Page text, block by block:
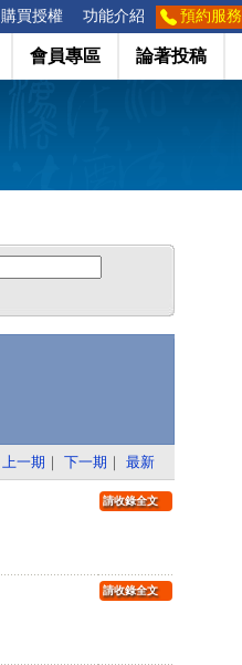
購買授權 功能介紹 預約服務
會員專區 論著投稿
上一期 ｜ 下一期 ｜ 最新
請收錄全文
請收錄全文